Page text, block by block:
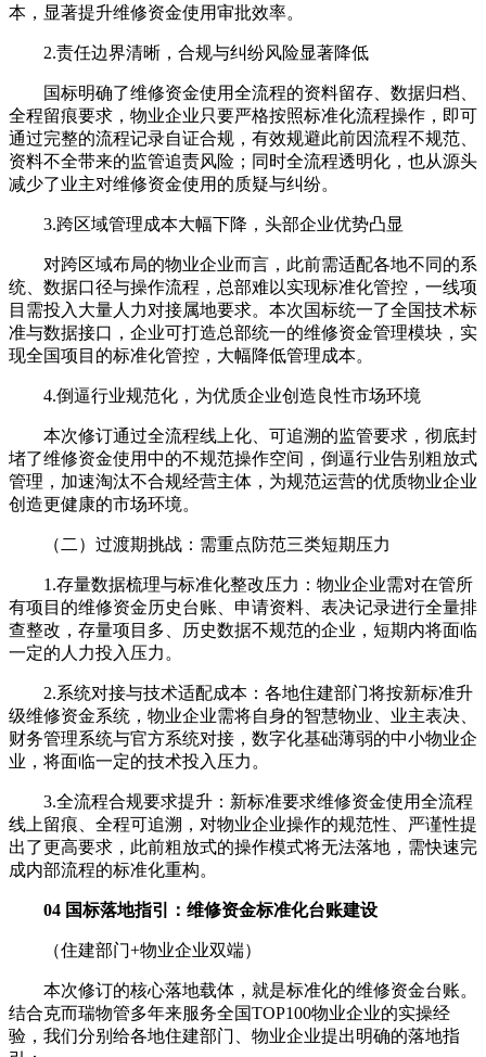
本，显著提升维修资金使用审批效率。
2.责任边界清晰，合规与纠纷风险显著降低
国标明确了维修资金使用全流程的资料留存、数据归档、
全程留痕要求，物业企业只要严格按照标准化流程操作，即可
通过完整的流程记录自证合规，有效规避此前因流程不规范、
资料不全带来的监管追责风险；同时全流程透明化，也从源头
减少了业主对维修资金使用的质疑与纠纷。
3.跨区域管理成本大幅下降，头部企业优势凸显
对跨区域布局的物业企业而言，此前需适配各地不同的系
统、数据口径与操作流程，总部难以实现标准化管控，一线项
目需投入大量人力对接属地要求。本次国标统一了全国技术标
准与数据接口，企业可打造总部统一的维修资金管理模块，实
现全国项目的标准化管控，大幅降低管理成本。
4.倒逼行业规范化，为优质企业创造良性市场环境
本次修订通过全流程线上化、可追溯的监管要求，彻底封
堵了维修资金使用中的不规范操作空间，倒逼行业告别粗放式
管理，加速淘汰不合规经营主体，为规范运营的优质物业企业
创造更健康的市场环境。
（二）过渡期挑战：需重点防范三类短期压力
1.存量数据梳理与标准化整改压力：物业企业需对在管所
有项目的维修资金历史台账、申请资料、表决记录进行全量排
查整改，存量项目多、历史数据不规范的企业，短期内将面临
一定的人力投入压力。
2.系统对接与技术适配成本：各地住建部门将按新标准升
级维修资金系统，物业企业需将自身的智慧物业、业主表决、
财务管理系统与官方系统对接，数字化基础薄弱的中小物业企
业，将面临一定的技术投入压力。
3.全流程合规要求提升：新标准要求维修资金使用全流程
线上留痕、全程可追溯，对物业企业操作的规范性、严谨性提
出了更高要求，此前粗放式的操作模式将无法落地，需快速完
成内部流程的标准化重构。
04 国标落地指引：维修资金标准化台账建设
（住建部门+物业企业双端）
本次修订的核心落地载体，就是标准化的维修资金台账。
结合克而瑞物管多年来服务全国TOP100物业企业的实操经
验，我们分别给各地住建部门、物业企业提出明确的落地指